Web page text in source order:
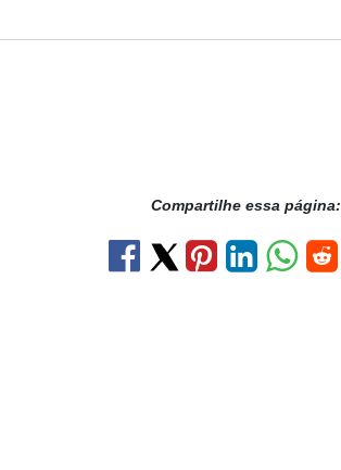
Compartilhe essa página: